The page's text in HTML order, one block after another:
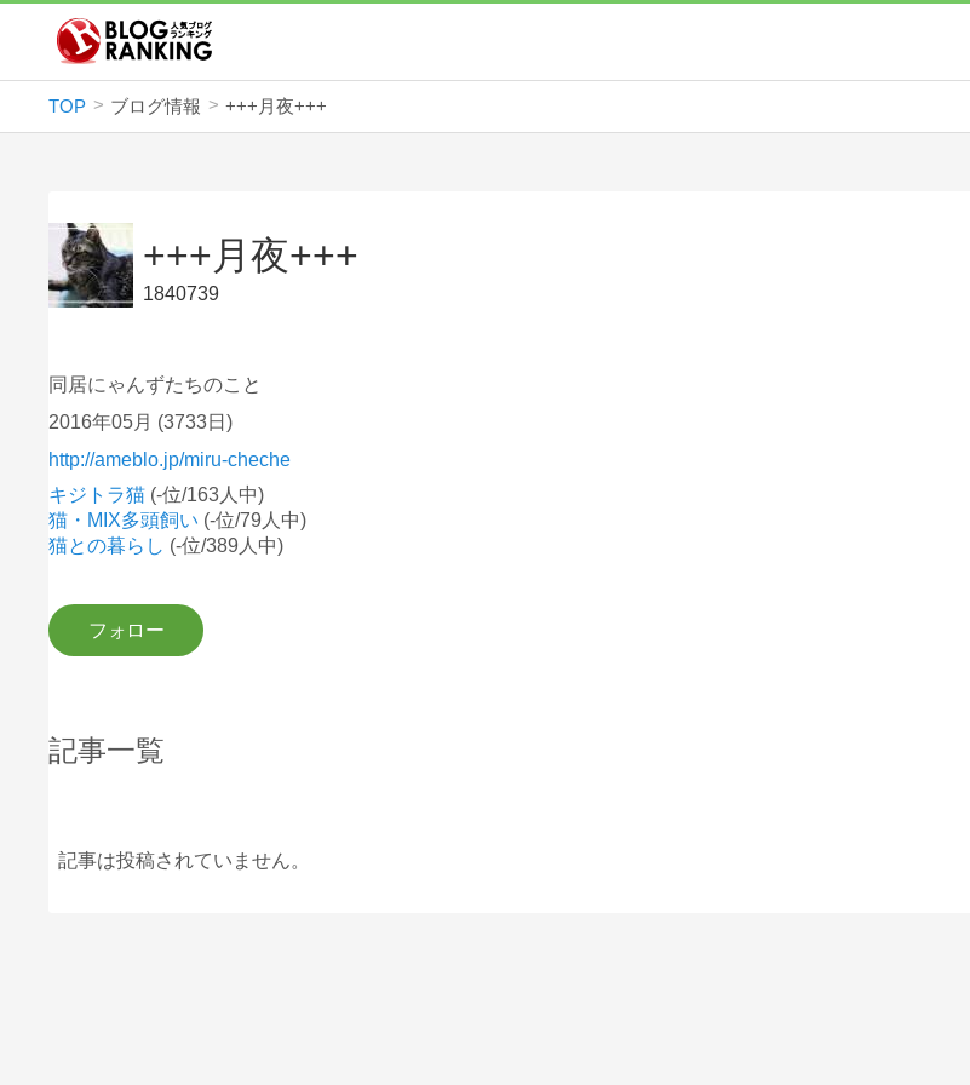
TOP ブログ情報 +++月夜+++
+++月夜+++
1840739
同居にゃんずたちのこと
2016年05月 (3733日)
http://ameblo.jp/miru-cheche
キジトラ猫 (-位/163人中)
猫・MIX多頭飼い (-位/79人中)
猫との暮らし (-位/389人中)
記事一覧
記事は投稿されていません。